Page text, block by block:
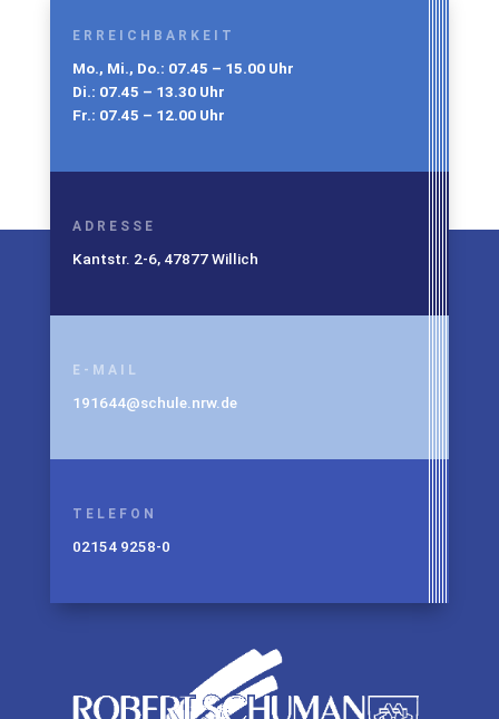
ERREICHBARKEIT
Mo., Mi., Do.: 07.45 – 15.00 Uhr
Di.: 07.45 – 13.30 Uhr
Fr.: 07.45 – 12.00 Uhr
ADRESSE
Kantstr. 2-6, 47877 Willich
E-MAIL
191644@schule.nrw.de
TELEFON
02154 9258-0